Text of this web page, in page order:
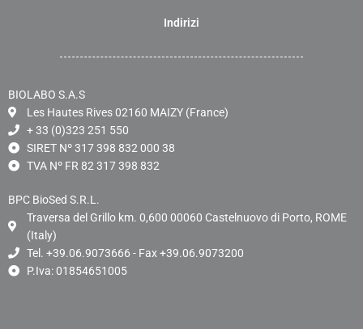
Indirizi
BIOLABO S.A.S
Les Hautes Rives 02160 MAIZY (France)
+ 33 (0)323 251 550
SIRET Nº 317 398 832 000 38
TVA Nº FR 82 317 398 832
BPC BioSed S.R.L.
Traversa del Grillo km. 0,600 00060 Castelnuovo di Porto, ROME
(Italy)
Tel. +39.06.9073666 - Fax +39.06.9073200
P.Iva: 01854651005